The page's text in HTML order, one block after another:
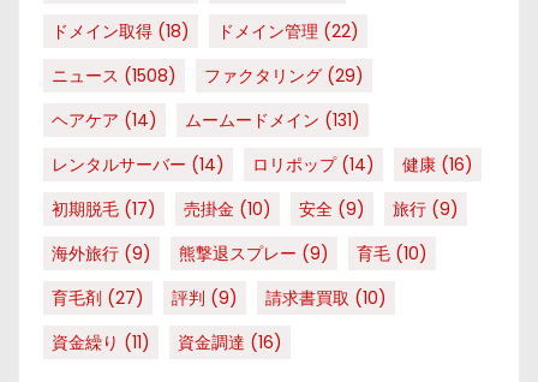
ドメイン取得 (18) ドメイン管理 (22)
ニュース (1508) ファクタリング (29)
ヘアケア (14) ムームードメイン (131)
レンタルサーバー (14) ロリポップ(14) 健康 (16)
初期脱毛 (17) 売掛金 (10) 安全 (9) 旅行 (9)
海外旅行 (9) 熊撃退スプレー (9) 育毛 (10)
育毛剤 (27) 評判 (9) 請求書買取 (10)
資金繰り (11) 資金調達 (16)